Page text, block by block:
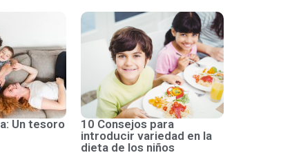
Un tesoro
10 Consejos para
introducir variedad en la
dieta de los niños